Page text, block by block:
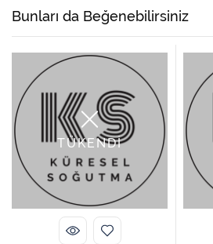
Bunları da Beğenebilirsiniz
TÜKENDİ